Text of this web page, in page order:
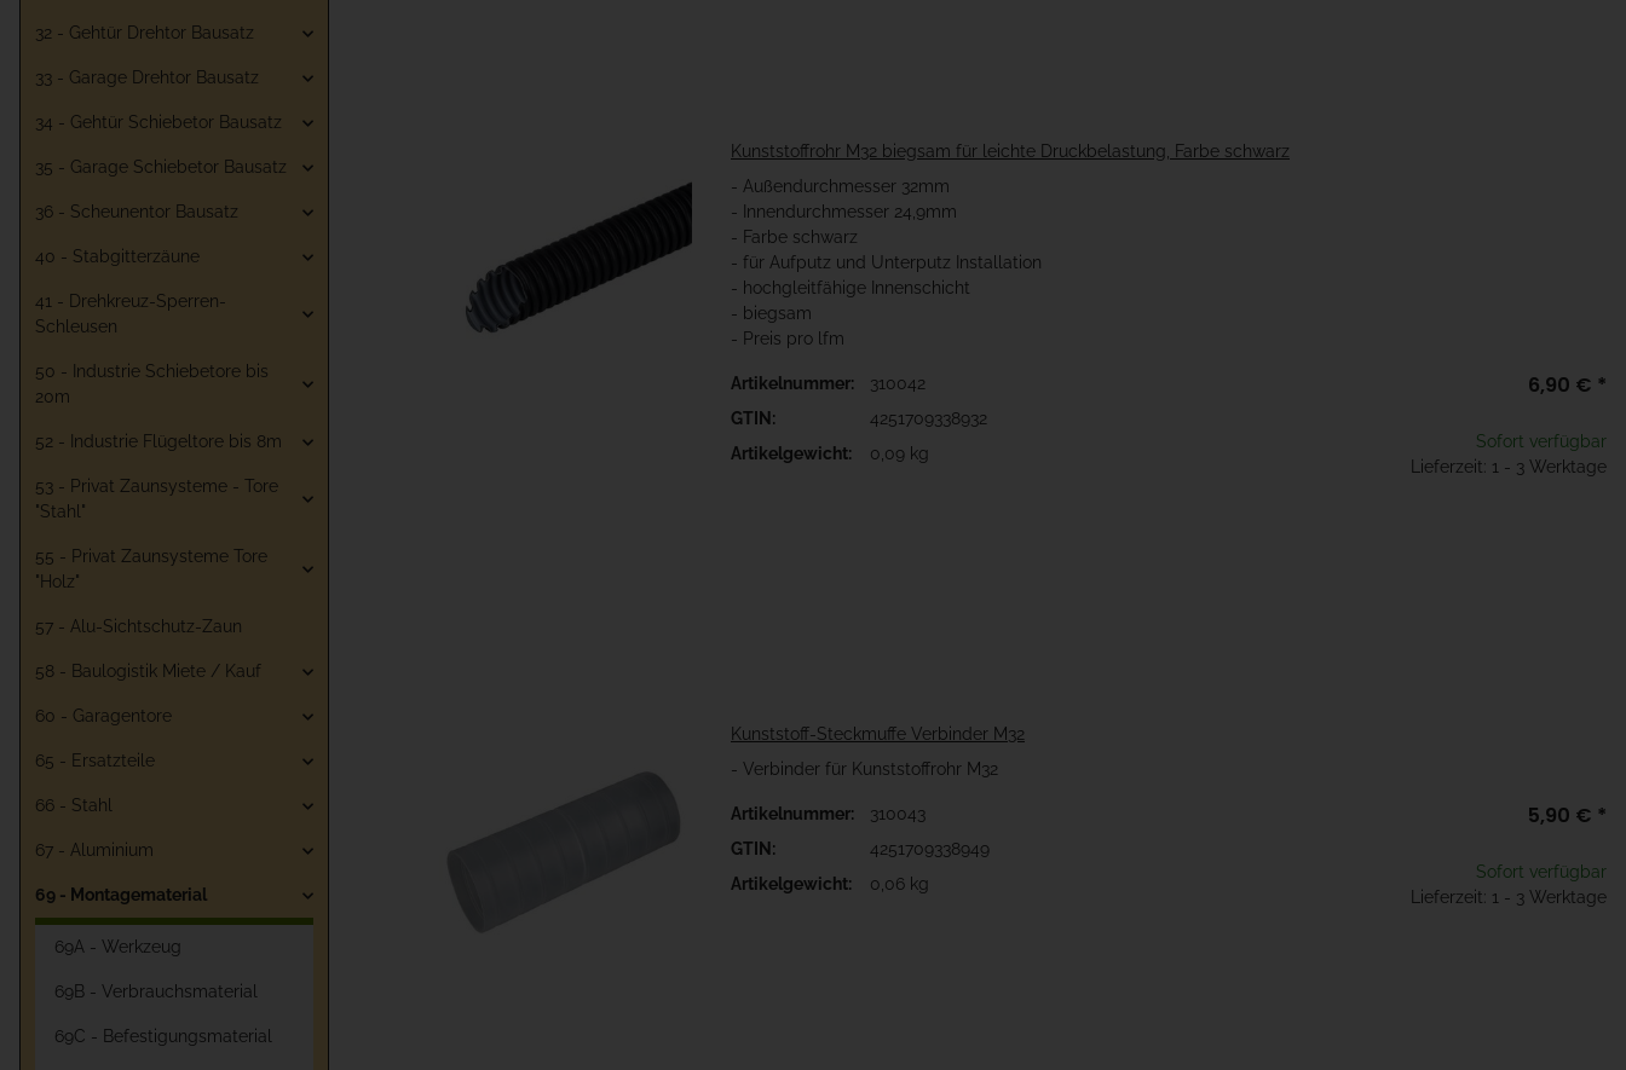
Kunststoffrohr M32 biegsam für leichte Druckbelastung, Farbe schwarz
- Außendurchmesser 32mm
- Innendurchmesser 24,9mm
- Farbe schwarz
- für Aufputz und Unterputz Installation
- hochgleitfähige Innenschicht
- biegsam
- Preis pro lfm
Artikelnummer:
310042
GTIN:
4251709338932
Artikelgewicht:
0,09 kg
6,90 € *
Sofort verfügbar
Lieferzeit: 1 - 3 Werktage
Kunststoff-Steckmuffe Verbinder M32
- Verbinder für Kunststoffrohr M32
Artikelnummer:
310043
GTIN:
4251709338949
Artikelgewicht:
0,06 kg
5,90 € *
Sofort verfügbar
Lieferzeit: 1 - 3 Werktage
32 - Gehtür Drehtor Bausatz
33 - Garage Drehtor Bausatz
34 - Gehtür Schiebetor Bausatz
35 - Garage Schiebetor Bausatz
36 - Scheunentor Bausatz
40 - Stabgitterzäune
41 - Drehkreuz-Sperren-
Schleusen
50 - Industrie Schiebetore bis
20m
52 - Industrie Flügeltore bis 8m
53 - Privat Zaunsysteme - Tore
"Stahl"
55 - Privat Zaunsysteme Tore
"Holz"
57 - Alu-Sichtschutz-Zaun
58 - Baulogistik Miete / Kauf
60 - Garagentore
65 - Ersatzteile
66 - Stahl
67 - Aluminium
69 - Montagematerial
69A - Werkzeug
69B - Verbrauchsmaterial
69C - Befestigungsmaterial